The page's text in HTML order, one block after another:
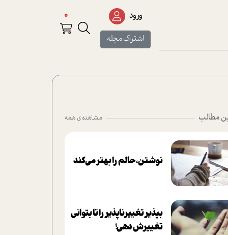
ورود
اشتراک مجله
0
مطالب مشاهده ی همه
نوشتن، حالم را بهتر می‌کند
بپذير تغييرناپذير را تا بتواني
تغييرش دهي!‏